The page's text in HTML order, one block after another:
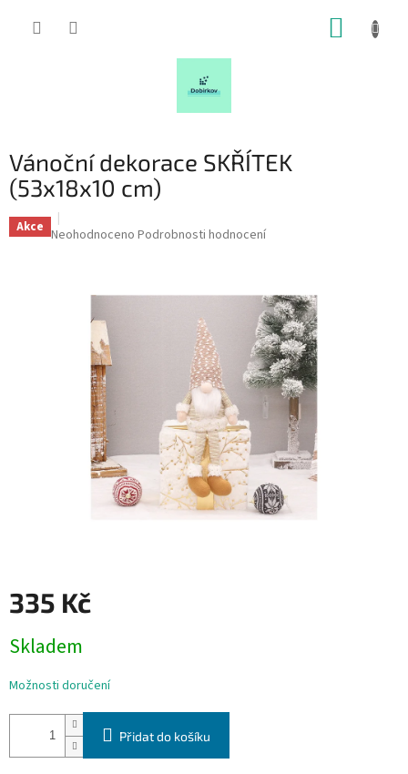
Vánoční dekorace SKŘÍTEK
(53x18x10 cm)
Akce Průměrné
hvězdiček.
Neohodnoceno Podrobnosti hodnocení
335 Kč
cena:
Skladem
Možnosti doručení
Přidat do košíku